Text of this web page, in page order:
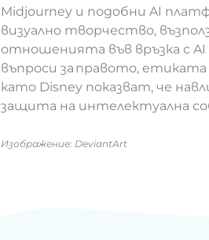
Midjourney и подобни AI
визуално творчество,
отношенията във връзка с
въпроси за правото,
като Disney показват, че
защита на интелектуална
Изображение: DeviantArt